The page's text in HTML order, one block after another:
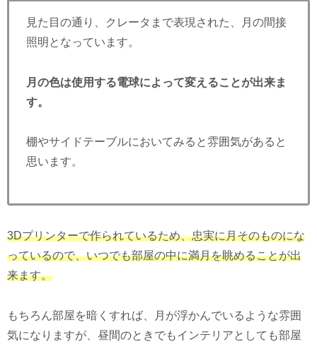
見た目の通り、クレータまで表現された、月の間接
照明となっています。
月の色は使用する電球によって変えることが出来ま
す。
棚やサイドテーブルにおいてみると雰囲気があると
思います。
3Dプリンターで作られているため、忠実に月そのものにな
っているので、いつでも部屋の中に満月を眺めることが出
来ます。
もちろん部屋を暗くすれば、月が浮かんでいるような雰囲
気になりますが、昼間のときでもインテリアとしても部屋